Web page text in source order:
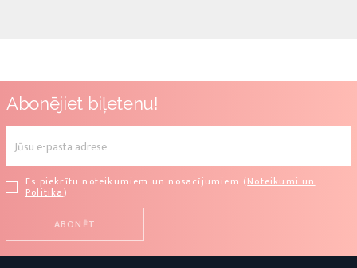
Abonējiet biļetenu!
Es piekrītu noteikumiem un nosacījumiem (Noteikumi un
Politika)